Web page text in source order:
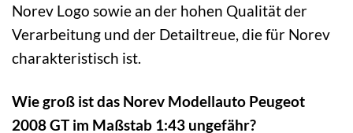
Norev Logo sowie an der hohen Qualität der
Verarbeitung und der Detailtreue, die für Norev
charakteristisch ist.
Wie groß ist das Norev Modellauto Peugeot
2008 GT im Maßstab 1:43 ungefähr?